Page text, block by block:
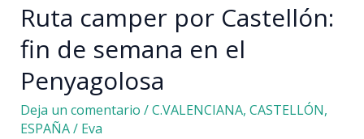
Ruta camper por Castellón:
fin de semana en el
Penyagolosa
Deja un comentario /C.VALENCIANA, CASTELLÓN,
ESPAÑA/ Eva